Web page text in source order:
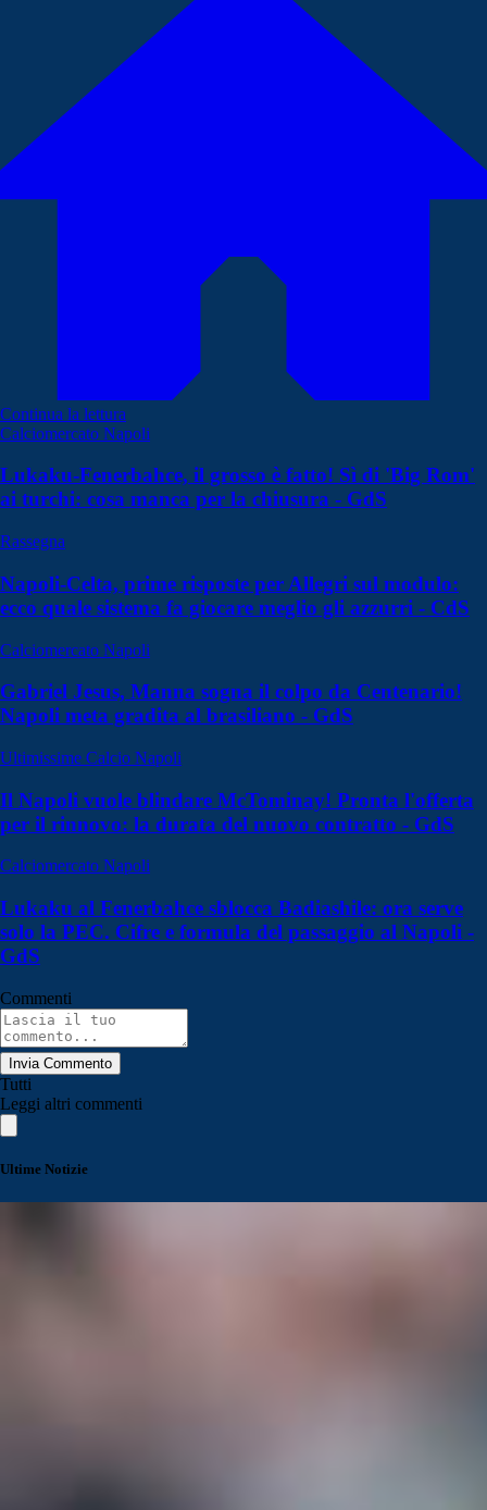
Continua la lettura
Calciomercato Napoli
Lukaku-Fenerbahce, il grosso è fatto! Sì di 'Big Rom'
ai turchi: cosa manca per la chiusura - GdS
Rassegna
Napoli-Celta, prime risposte per Allegri sul modulo:
ecco quale sistema fa giocare meglio gli azzurri - CdS
Calciomercato Napoli
Gabriel Jesus, Manna sogna il colpo da Centenario!
Napoli meta gradita al brasiliano - GdS
Ultimissime Calcio Napoli
Il Napoli vuole blindare McTominay! Pronta l'offerta
per il rinnovo: la durata del nuovo contratto - GdS
Calciomercato Napoli
Lukaku al Fenerbahce sblocca Badiashile: ora serve
solo la PEC. Cifre e formula del passaggio al Napoli -
GdS
Commenti
Invia Commento
Tutti
Leggi altri commenti
Ultime Notizie